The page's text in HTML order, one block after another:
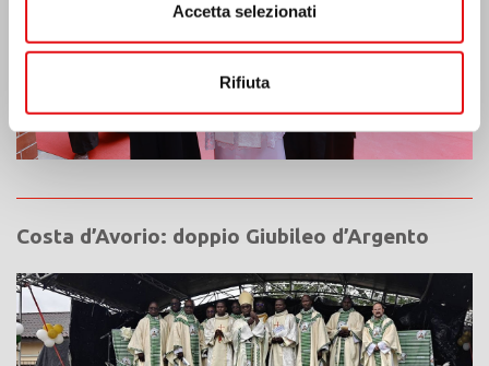
Accetta selezionati
Rifiuta
Costa d’Avorio: doppio Giubileo d’Argento